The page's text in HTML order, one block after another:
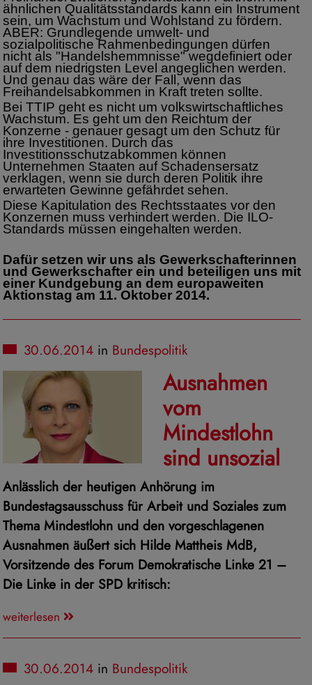
ähnlichen Qualitätsstandards kann ein Instrument
sein, um Wachstum und Wohlstand zu fördern.
ABER: Grundlegende umwelt- und
sozialpolitische Rahmenbedingungen dürfen
nicht als "Handelshemmnisse" wegdefiniert oder
auf dem niedrigsten Level angeglichen werden.
Und genau das wäre der Fall, wenn das
Freihandelsabkommen in Kraft treten sollte.
Bei TTIP geht es nicht um volkswirtschaftliches
Wachstum. Es geht um den Reichtum der
Konzerne - genauer gesagt um den Schutz für
ihre Investitionen. Durch das
Investitionsschutzabkommen können
Unternehmen Staaten auf Schadensersatz
verklagen, wenn sie durch deren Politik ihre
erwarteten Gewinne gefährdet sehen.
Diese Kapitulation des Rechtsstaates vor den
Konzernen muss verhindert werden. Die ILO-
Standards müssen eingehalten werden.
Dafür setzen wir uns als Gewerkschafterinnen
und Gewerkschafter ein und beteiligen uns mit
einer Kundgebung an dem europaweiten
Aktionstag am 11. Oktober 2014.
30.06.2014 in Bundespolitik
Ausnahmen
vom
Mindestlohn
sind unsozial
Anlässlich der heutigen Anhörung im
Bundestagsausschuss für Arbeit und Soziales zum
Thema Mindestlohn und den vorgeschlagenen
Ausnahmen äußert sich Hilde Mattheis MdB,
Vorsitzende des Forum Demokratische Linke 21 –
Die Linke in der SPD kritisch:
weiterlesen
30.06.2014 in Bundespolitik